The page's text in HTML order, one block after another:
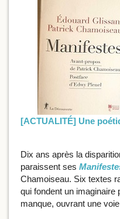
[ACTUALITÉ] Une
Dix ans après la
paraissent ses
Chamoiseau. Six textes
qui fondent un imaginaire
manque, ouvrant une